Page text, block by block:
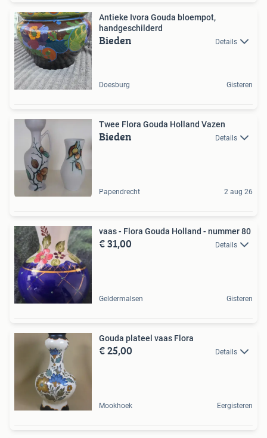
Antieke Ivora Gouda bloempot,
handgeschilderd
Bieden Details
Doesburg Gisteren
Twee Flora Gouda Holland Vazen
Bieden Details
Papendrecht 2 aug 26
vaas - Flora Gouda Holland - nummer 80
€ 31,00 Details
Geldermalsen Gisteren
Gouda plateel vaas Flora
€ 25,00 Details
Mookhoek Eergisteren